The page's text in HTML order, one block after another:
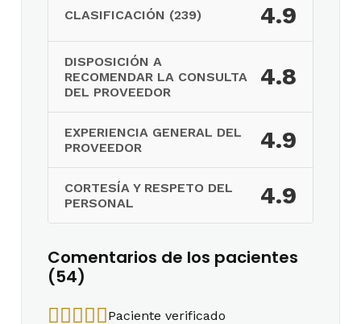
CLASIFICACIÓN (239) 4.9
DISPOSICIÓN A
RECOMENDAR LA CONSULTA
DEL PROVEEDOR
4.8
EXPERIENCIA GENERAL DEL
PROVEEDOR
4.9
CORTESÍA Y RESPETO DEL
PERSONAL
4.9
Comentarios de los pacientes
(54)
Paciente verificado